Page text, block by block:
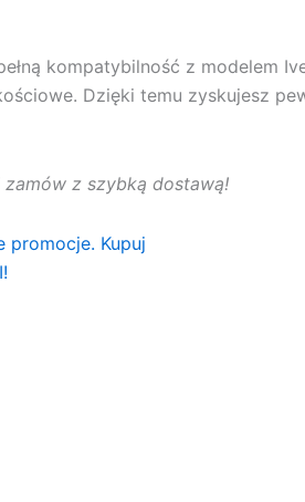
kompatybilność z modelem
Dzięki temu zyskujesz
z szybką dostawą!